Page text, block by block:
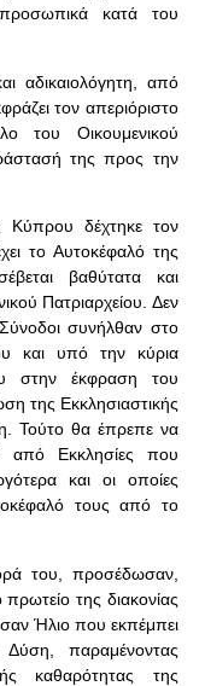
προσωπικά κατά του
αδικαιολόγητη, από
τον απεριόριστο
του Οικουμενικού
της προς την
Κύπρου δέχτηκε τον
το Αυτοκέφαλό της
βαθύτατα και
Πατριαρχείου. Δεν
Σύνοδοι συνήλθαν στο
και υπό την κύρια
στην έκφραση του
της Εκκλησιαστικής
Τούτο θα έπρεπε να
από Εκκλησίες που
και οι οποίες
τους από το
του, προσέδωσαν,
πρωτείο της διακονίας
Ήλιο που εκπέμπει
παραμένοντας
καθαρότητας της